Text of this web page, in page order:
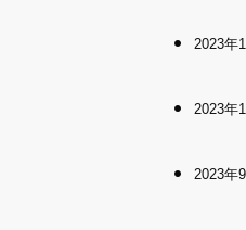
2023年
2023年
2023年